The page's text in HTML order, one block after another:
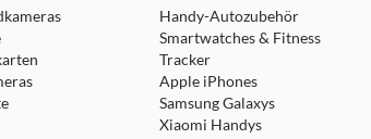
Handy-Autozubehör
Smartwatches & Fitness
Tracker
Apple iPhones
Samsung Galaxys
Xiaomi Handys